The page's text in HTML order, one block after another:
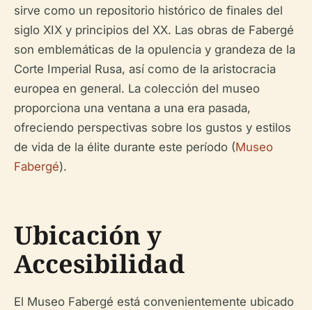
sirve como un repositorio histórico de finales del
siglo XIX y principios del XX. Las obras de Fabergé
son emblemáticas de la opulencia y grandeza de la
Corte Imperial Rusa, así como de la aristocracia
europea en general. La colección del museo
proporciona una ventana a una era pasada,
ofreciendo perspectivas sobre los gustos y estilos
de vida de la élite durante este período (Museo
Fabergé).
Ubicación y
Accesibilidad
El Museo Fabergé está convenientemente ubicado